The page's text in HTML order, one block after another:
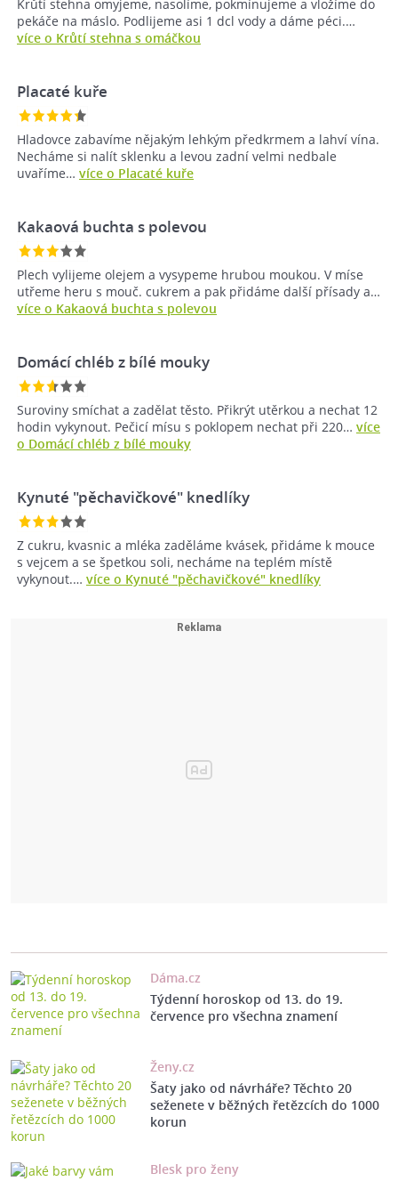
Krůtí stehna omyjeme, nasolíme, pokmínujeme a vložíme do
pekáče na máslo. Podlijeme asi 1 dcl vody a dáme péci.…
více o Krůtí stehna s omáčkou
Placaté kuře
Hladovce zabavíme nějakým lehkým předkrmem a lahví vína.
Necháme si nalít sklenku a levou zadní velmi nedbale
uvaříme… více o Placaté kuře
Kakaová buchta s polevou
Plech vylijeme olejem a vysypeme hrubou moukou. V míse
utřeme heru s mouč. cukrem a pak přidáme další přísady a…
více o Kakaová buchta s polevou
Domácí chléb z bílé mouky
Suroviny smíchat a zadělat těsto. Přikrýt utěrkou a nechat 12
hodin vykynout. Pečicí mísu s poklopem nechat při 220… více
o Domácí chléb z bílé mouky
Kynuté "pěchavičkové" knedlíky
Z cukru, kvasnic a mléka zaděláme kvásek, přidáme k mouce
s vejcem a se špetkou soli, necháme na teplém místě
vykynout.… více o Kynuté "pěchavičkové" knedlíky
Dáma.cz
Týdenní horoskop od 13. do 19.
července pro všechna znamení
Ženy.cz
Šaty jako od návrháře? Těchto 20
seženete v běžných řetězcích do 1000
korun
Blesk pro ženy